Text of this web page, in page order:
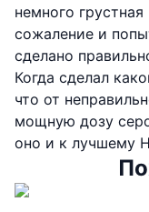
немного
сожаление и
сделано
Когда сделал
что от
мощную дозу
оно и к лучшему